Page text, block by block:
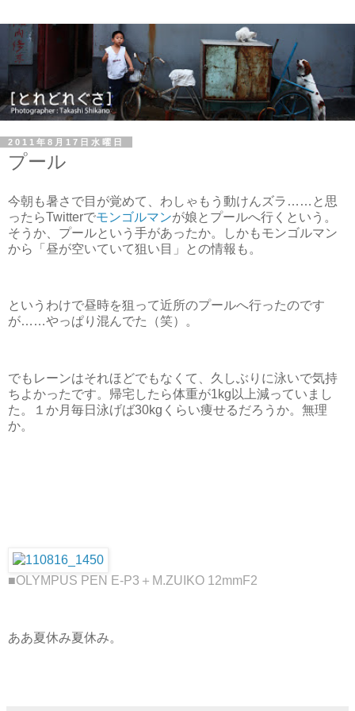
2011年8月17日水曜日
プール
今朝も暑さで目が覚めて、わしゃもう動けんズラ……と思
ったらTwitterでモンゴルマンが娘とプールへ行くという。
そうか、プールという手があったか。しかもモンゴルマン
から「昼が空いていて狙い目」との情報も。
というわけで昼時を狙って近所のプールへ行ったのです
が……やっぱり混んでた（笑）。
でもレーンはそれほどでもなくて、久しぶりに泳いで気持
ちよかったです。帰宅したら体重が1kg以上減っていまし
た。１か月毎日泳げば30kgくらい痩せるだろうか。無理
か。
■OLYMPUS PEN E-P3＋M.ZUIKO 12mmF2
ああ夏休み夏休み。